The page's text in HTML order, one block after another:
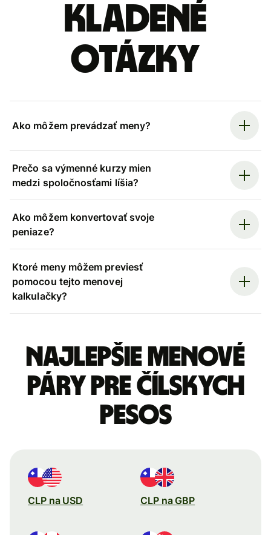
kladené
otázky
Ako môžem prevádzať meny?
Prečo sa výmenné kurzy mien
medzi spoločnosťami líšia?
Ako môžem konvertovať svoje
peniaze?
Ktoré meny môžem previesť
pomocou tejto menovej
kalkulačky?
Najlepšie menové
páry pre Čílskych
pesos
CLP na USD CLP na GBP